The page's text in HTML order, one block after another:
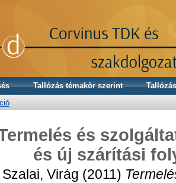
Tallózás témakör szerint
és
és új szárítási
Szalai, Virág (2011)